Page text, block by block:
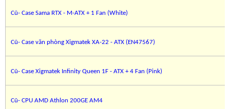
Cũ- Case Sama RTX - M-ATX + 1 Fan (White)
Cũ- Case văn phòng Xigmatek XA-22 - ATX (EN47567)
Cũ- Case Xigmatek Infinity Queen 1F - ATX + 4 Fan (Pink)
Cũ- CPU AMD Athlon 200GE AM4